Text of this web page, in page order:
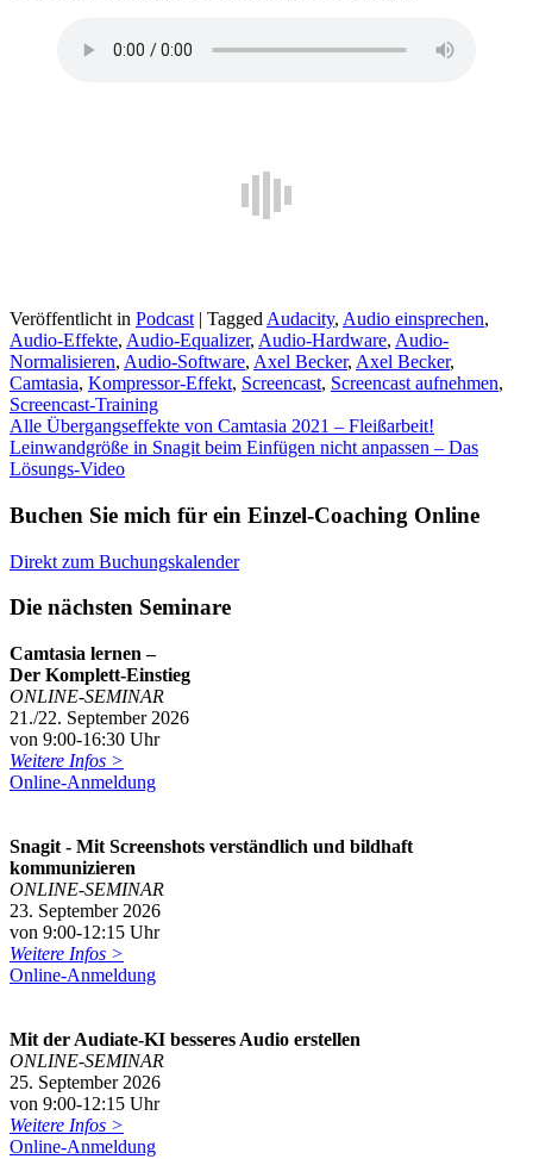
Veröffentlicht in Podcast | Tagged Audacity, Audio einsprechen,
Audio-Effekte, Audio-Equalizer, Audio-Hardware, Audio-
Normalisieren, Audio-Software, Axel Becker, Axel Becker,
Camtasia, Kompressor-Effekt, Screencast, Screencast aufnehmen,
Screencast-Training
Beitragsnavigation
Alle Übergangseffekte von Camtasia 2021 – Fleißarbeit!
Leinwandgröße in Snagit beim Einfügen nicht anpassen – Das
Lösungs-Video
Buchen Sie mich für ein Einzel-Coaching Online
Direkt zum Buchungskalender
Die nächsten Seminare
Camtasia lernen –
Der Komplett-Einstieg
ONLINE-SEMINAR
21./22. September 2026
von 9:00-16:30 Uhr
Weitere Infos >
Online-Anmeldung
Snagit - Mit Screenshots verständlich und bildhaft
kommunizieren
ONLINE-SEMINAR
23. September 2026
von 9:00-12:15 Uhr
Weitere Infos >
Online-Anmeldung
Mit der Audiate-KI besseres Audio erstellen
ONLINE-SEMINAR
25. September 2026
von 9:00-12:15 Uhr
Weitere Infos >
Online-Anmeldung